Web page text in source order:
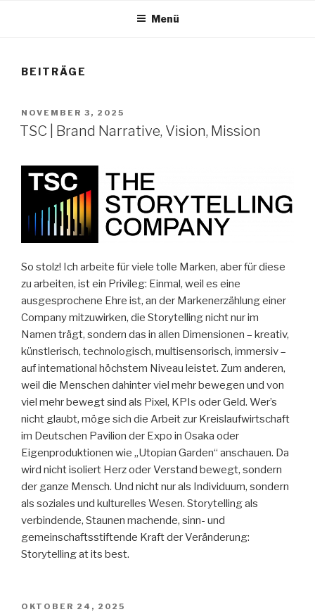
Menü
BEITRÄGE
VERÖFFENTLICHT
AM
NOVEMBER 3, 2025
TSC | Brand Narrative, Vision, Mission
So stolz! Ich arbeite für viele tolle Marken, aber für diese
zu arbeiten, ist ein Privileg: Einmal, weil es eine
ausgesprochene Ehre ist, an der Markenerzählung einer
Company mitzuwirken, die Storytelling nicht nur im
Namen trägt, sondern das in allen Dimensionen – kreativ,
künstlerisch, technologisch, multisensorisch, immersiv –
auf international höchstem Niveau leistet. Zum anderen,
weil die Menschen dahinter viel mehr bewegen und von
viel mehr bewegt sind als Pixel, KPIs oder Geld. Wer’s
nicht glaubt, möge sich die Arbeit zur Kreislaufwirtschaft
im Deutschen Pavilion der Expo in Osaka oder
Eigenproduktionen wie „Utopian Garden“ anschauen. Da
wird nicht isoliert Herz oder Verstand bewegt, sondern
der ganze Mensch. Und nicht nur als Individuum, sondern
als soziales und kulturelles Wesen. Storytelling als
verbindende, Staunen machende, sinn- und
gemeinschaftsstiftende Kraft der Veränderung:
Storytelling at its best.
VERÖFFENTLICHT
OKTOBER 24, 2025